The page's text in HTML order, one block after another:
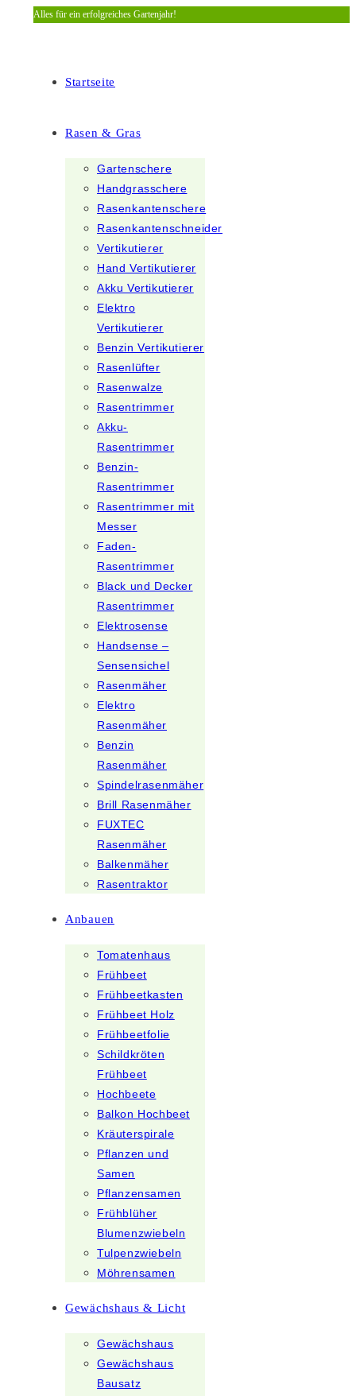
Zum
Alles für ein erfolgreiches Gartenjahr!
Startseite
Rasen & Gras
Gartenschere
Handgrasschere
Rasenkantenschere
Rasenkantenschneider
Vertikutierer
Hand Vertikutierer
Akku Vertikutierer
Elektro
Vertikutierer
Benzin Vertikutierer
Rasenlüfter
Rasenwalze
Rasentrimmer
Akku-
Rasentrimmer
Benzin-
Rasentrimmer
Rasentrimmer mit
Messer
Faden-
Rasentrimmer
Black und Decker
Rasentrimmer
Elektrosense
Handsense –
Sensensichel
Rasenmäher
Elektro
Rasenmäher
Benzin
Rasenmäher
Spindelrasenmäher
Brill Rasenmäher
FUXTEC
Rasenmäher
Balkenmäher
Rasentraktor
Anbauen
Tomatenhaus
Frühbeet
Frühbeetkasten
Frühbeet Holz
Frühbeetfolie
Schildkröten
Frühbeet
Hochbeete
Balkon Hochbeet
Kräuterspirale
Pflanzen und
Samen
Pflanzensamen
Frühblüher
Blumenzwiebeln
Tulpenzwiebeln
Möhrensamen
Gewächshaus & Licht
Gewächshaus
Gewächshaus
Bausatz